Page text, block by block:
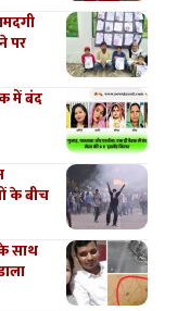
पर
में बंद
के बीच
साथ